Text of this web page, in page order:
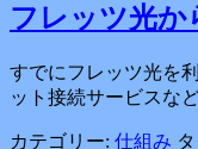
フレッツ光か
すでにフレッツ光を
ット接続サービスな
カテゴリー: 仕組み